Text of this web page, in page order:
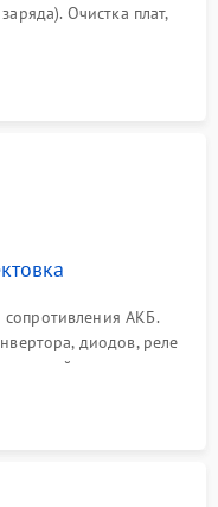
Очистка плат,
и замыканий.
АКБ.
диодов, реле
поиск вздутых
плате.